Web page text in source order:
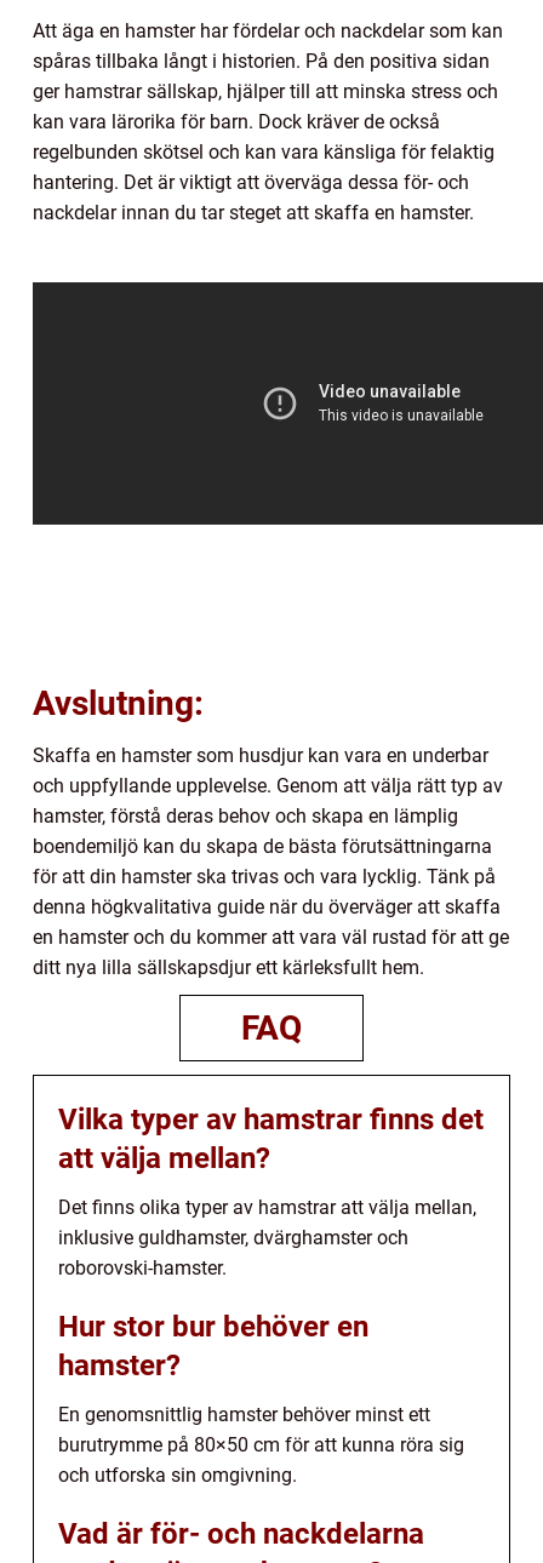
Att äga en hamster har fördelar och nackdelar som kan
spåras tillbaka långt i historien. På den positiva sidan
ger hamstrar sällskap, hjälper till att minska stress och
kan vara lärorika för barn. Dock kräver de också
regelbunden skötsel och kan vara känsliga för felaktig
hantering. Det är viktigt att överväga dessa för- och
nackdelar innan du tar steget att skaffa en hamster.
Avslutning:
Skaffa en hamster som husdjur kan vara en underbar
och uppfyllande upplevelse. Genom att välja rätt typ av
hamster, förstå deras behov och skapa en lämplig
boendemiljö kan du skapa de bästa förutsättningarna
för att din hamster ska trivas och vara lycklig. Tänk på
denna högkvalitativa guide när du överväger att skaffa
en hamster och du kommer att vara väl rustad för att ge
ditt nya lilla sällskapsdjur ett kärleksfullt hem.
FAQ
Vilka typer av hamstrar finns det
att välja mellan?
Det finns olika typer av hamstrar att välja mellan,
inklusive guldhamster, dvärghamster och
roborovski-hamster.
Hur stor bur behöver en
hamster?
En genomsnittlig hamster behöver minst ett
burutrymme på 80×50 cm för att kunna röra sig
och utforska sin omgivning.
Vad är för- och nackdelarna